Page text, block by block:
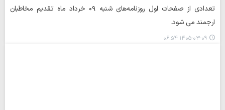
تعدادی از صفحات اول روزنامه‌های شنبه ۰۹ خرداد ماه تقدیم مخاطبان
ارجمند می شود.
۱۴۰۵-۰۳-۰۹ ۰۶:۵۴